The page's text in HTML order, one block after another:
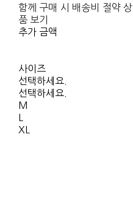
함께 구매 시 배송비 절약 상
품 보기
추가 금액
사이즈
선택하세요.
선택하세요.
M
XL